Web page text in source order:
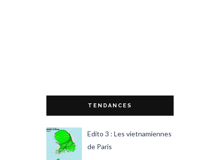
TENDANCES
Edito 3 : Les vietnamiennes
de Paris